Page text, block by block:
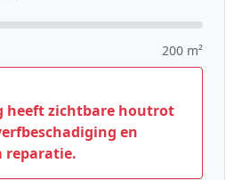
200 m²
heeft zichtbare houtrot
en
reparatie.